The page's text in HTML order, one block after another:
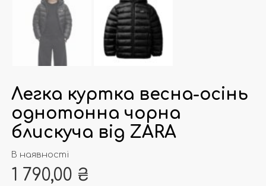
Легка куртка весна-осінь
однотонна чорна
блискуча від ZARA
В наявності
1 790,00 ₴